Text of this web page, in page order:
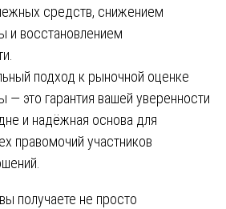
средств, снижением
и восстановлением
подход к рыночной оценке
— это гарантия вашей уверенности
и надёжная основа для
правомочий участников
получаете не просто